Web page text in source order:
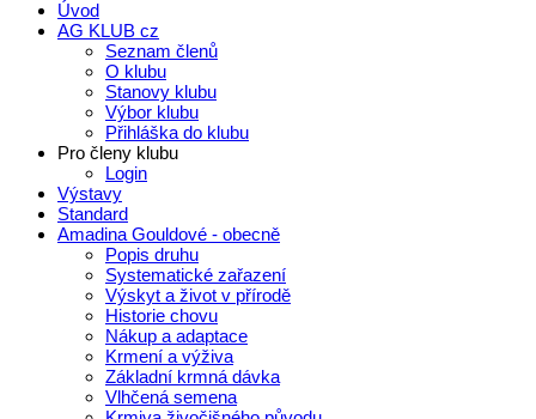
Úvod
AG KLUB cz
Seznam členů
O klubu
Stanovy klubu
Výbor klubu
Přihláška do klubu
Pro členy klubu
Login
Výstavy
Standard
Amadina Gouldové - obecně
Popis druhu
Systematické zařazení
Výskyt a život v přírodě
Historie chovu
Nákup a adaptace
Krmení a výživa
Základní krmná dávka
Vlhčená semena